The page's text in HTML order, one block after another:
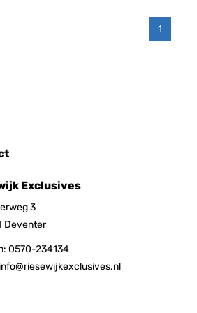
1
Exclusives
3
Deventer
0570-234134
info@riesewijkexclusives.nl